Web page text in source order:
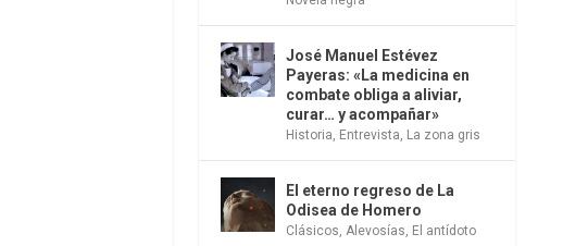
José Manuel Estévez
Payeras: «La medicina en
combate obliga a aliviar,
curar… y acompañar»
Historia Entrevista La zona gris
El eterno regreso de La
Odisea de Homero
Clásicos Alevosías El antídoto